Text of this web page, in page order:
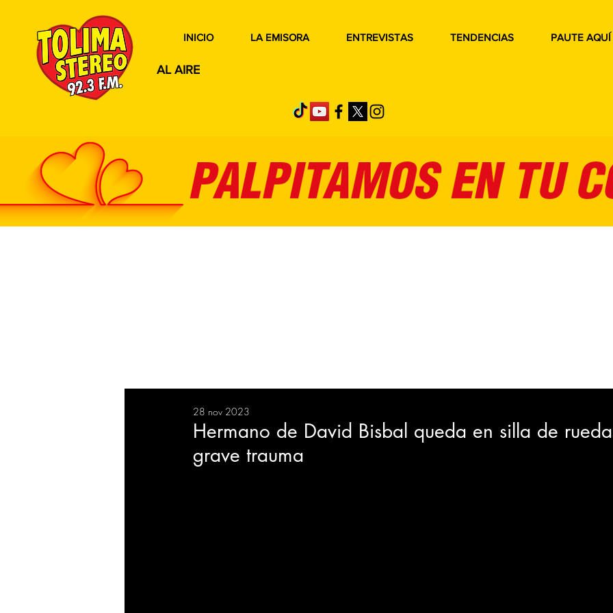
AL AIRE
INICIO LA EMISORA ENTREVISTAS TENDENCIAS PAUTE AQUÍ
BIENESTAR EVENTOS
EMPRESAS
Hermano de David Bisbal queda en silla de
grave trauma
28 nov 2023